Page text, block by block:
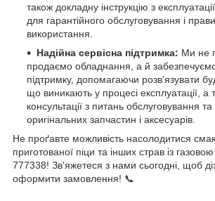
також докладну інструкцію з
для гарантійного обслуговування і
використання.
Надійна сервісна підтримка: Ми не
продаємо обладнання, а й
підтримку, допомагаючи розв'язувати
що виникають у процесі експлуатації, а
консультації з питань обслуговування
оригінальних запчастин і аксесуарів.
Не проґавте можливість насолодитися
приготованої піци та інших страв із
777338! Зв'яжетеся з нами сьогодні, щоб
оформити замовлення! 📞